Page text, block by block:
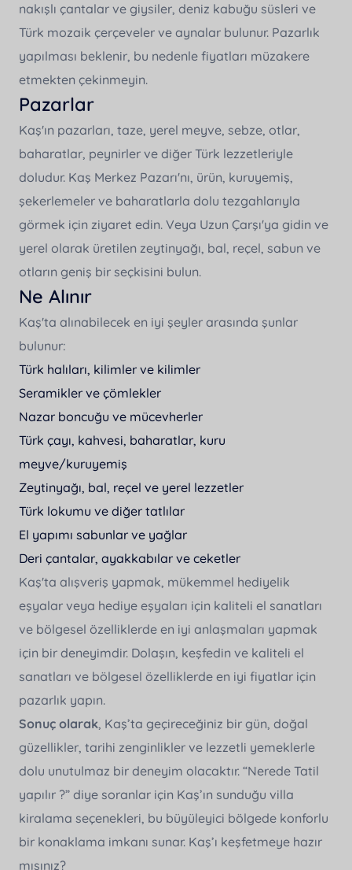
nakışlı çantalar ve giysiler, deniz kabuğu süsleri ve
Türk mozaik çerçeveler ve aynalar bulunur. Pazarlık
yapılması beklenir, bu nedenle fiyatları müzakere
etmekten çekinmeyin.
Pazarlar
Kaş'ın pazarları, taze, yerel meyve, sebze, otlar,
baharatlar, peynirler ve diğer Türk lezzetleriyle
doludur. Kaş Merkez Pazarı'nı, ürün, kuruyemiş,
şekerlemeler ve baharatlarla dolu tezgahlarıyla
görmek için ziyaret edin. Veya Uzun Çarşı'ya gidin ve
yerel olarak üretilen zeytinyağı, bal, reçel, sabun ve
otların geniş bir seçkisini bulun.
Ne Alınır
Kaş'ta alınabilecek en iyi şeyler arasında şunlar
bulunur:
Türk halıları, kilimler ve kilimler
Seramikler ve çömlekler
Nazar boncuğu ve mücevherler
Türk çayı, kahvesi, baharatlar, kuru
meyve/kuruyemiş
Zeytinyağı, bal, reçel ve yerel lezzetler
Türk lokumu ve diğer tatlılar
El yapımı sabunlar ve yağlar
Deri çantalar, ayakkabılar ve ceketler
Kaş'ta alışveriş yapmak, mükemmel hediyelik
eşyalar veya hediye eşyaları için kaliteli el sanatları
ve bölgesel özelliklerde en iyi anlaşmaları yapmak
için bir deneyimdir. Dolaşın, keşfedin ve kaliteli el
sanatları ve bölgesel özelliklerde en iyi fiyatlar için
pazarlık yapın.
Sonuç olarak, Kaş’ta geçireceğiniz bir gün, doğal
güzellikler, tarihi zenginlikler ve lezzetli yemeklerle
dolu unutulmaz bir deneyim olacaktır. “Nerede Tatil
yapılır ?” diye soranlar için Kaş’ın sunduğu villa
kiralama seçenekleri, bu büyüleyici bölgede konforlu
bir konaklama imkanı sunar. Kaş’ı keşfetmeye hazır
mısınız?